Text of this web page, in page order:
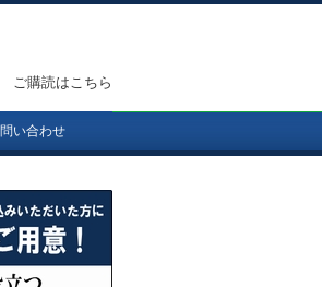
い合わせ
ご購読はこちら